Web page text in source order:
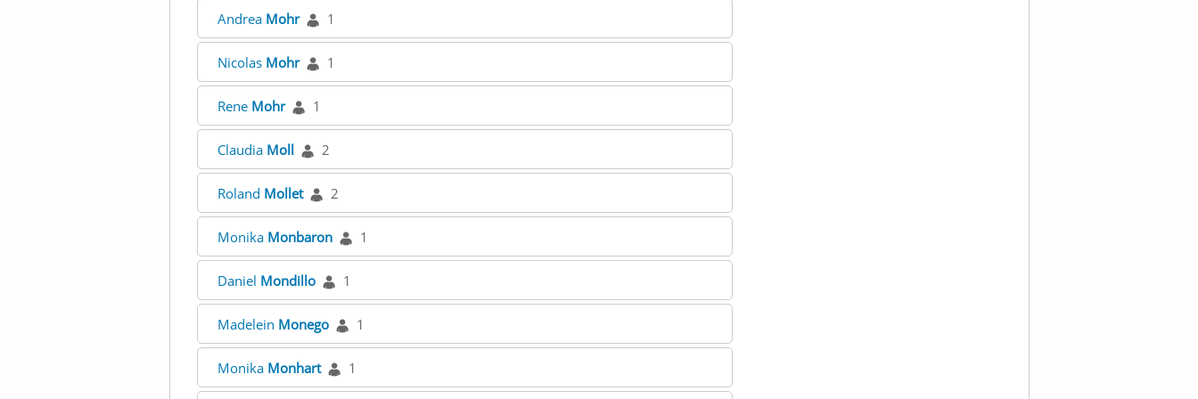
Andrea Mohr 1
Nicolas Mohr 1
Rene Mohr 1
Claudia Moll 2
Roland Mollet 2
Monika Monbaron 1
Daniel Mondillo 1
Madelein Monego 1
Monika Monhart 1